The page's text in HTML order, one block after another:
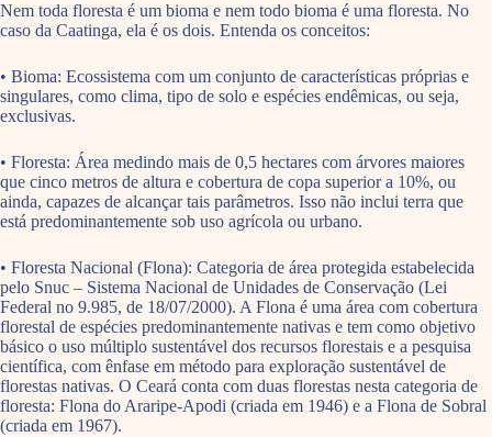
Nem toda floresta é um bioma e nem todo bioma é uma floresta. No
caso da Caatinga, ela é os dois. Entenda os conceitos:
• Bioma: Ecossistema com um conjunto de características próprias e
singulares, como clima, tipo de solo e espécies endêmicas, ou seja,
exclusivas.
• Floresta: Área medindo mais de 0,5 hectares com árvores maiores
que cinco metros de altura e cobertura de copa superior a 10%, ou
ainda, capazes de alcançar tais parâmetros. Isso não inclui terra que
está predominantemente sob uso agrícola ou urbano.
• Floresta Nacional (Flona): Categoria de área protegida estabelecida
pelo Snuc – Sistema Nacional de Unidades de Conservação (Lei
Federal no 9.985, de 18/07/2000). A Flona é uma área com cobertura
florestal de espécies predominantemente nativas e tem como objetivo
básico o uso múltiplo sustentável dos recursos florestais e a pesquisa
científica, com ênfase em método para exploração sustentável de
florestas nativas. O Ceará conta com duas florestas nesta categoria de
floresta: Flona do Araripe-Apodi (criada em 1946) e a Flona de Sobral
(criada em 1967).